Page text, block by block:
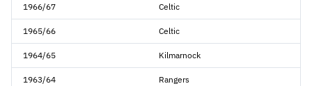
1966/67 Celtic
1965/66 Celtic
1964/65 Kilmarnock
1963/64 Rangers